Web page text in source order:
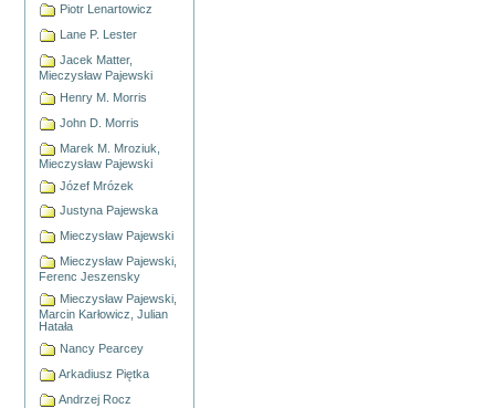
Piotr Lenartowicz
Lane P. Lester
Jacek Matter,
Mieczysław Pajewski
Henry M. Morris
John D. Morris
Marek M. Mroziuk,
Mieczysław Pajewski
Józef Mrózek
Justyna Pajewska
Mieczysław Pajewski
Mieczysław Pajewski,
Ferenc Jeszensky
Mieczysław Pajewski,
Marcin Karłowicz, Julian
Hatała
Nancy Pearcey
Arkadiusz Piętka
Andrzej Rocz